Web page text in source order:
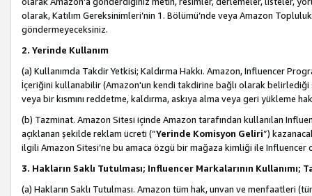
olarak, Katılım Gereksinimleri’nin 1. Bölümü’nde veya Amazon
göndermeyeceksiniz.
2. Yerinde Kullanım
(a) Kullanımda Takdir Yetkisi; Kaldırma Hakkı. Amazon, Influencer
İçeriğini kullanabilir (Amazon'un kendi takdirine bağlı olarak belirlediği
veya bir kısmını reddetme, kaldırma, askıya alma veya geri yükleme
(b) Tazminat. Amazon Sitesi içinde Amazon tarafından kullanılan
açıklanan şekilde reklam ücreti (“Yerinde Komisyon Geliri”)
ilgili Amazon Sitesi’ne bu amaca özgü bir mağaza kimliği ile Influencer
3. Hakların Saklı Tutulması; Influencer Markalarının Kullanımı;
(a) Hakların Saklı Tutulması. Amazon tüm hak, unvan ve menfaatleri